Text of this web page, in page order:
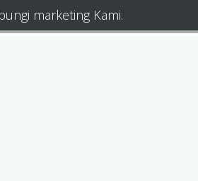
marketing Kami.